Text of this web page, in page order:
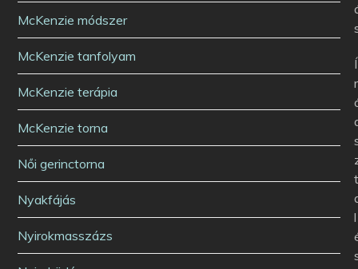
McKenzie módszer
McKenzie tanfolyam
McKenzie terápia
McKenzie torna
Női gerinctorna
Nyakfájás
Nyirokmasszázs
Í
r
l